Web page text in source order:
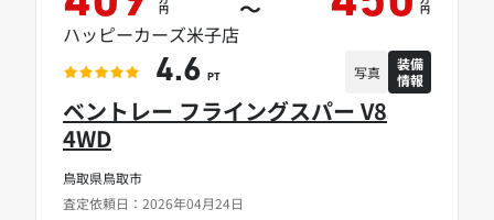
鳥取県鳥取市
査定依頼日：2026年04月24日
ベントレー フライングスパー V8
4WD
円 ～ 円
ハッピーカーズ米子店
4.6 PT 写真
装備
情報